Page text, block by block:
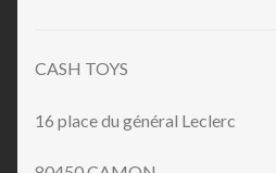
CASH TOYS
16 place du général Leclerc